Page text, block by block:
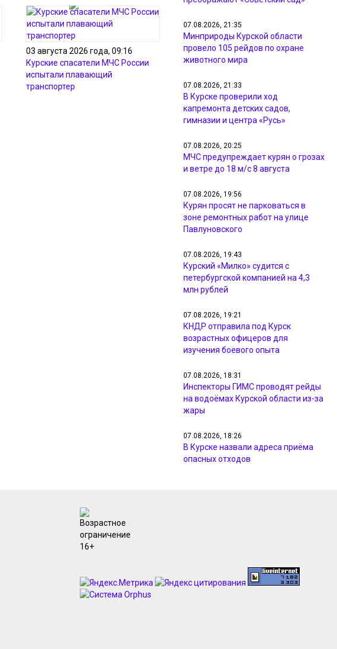
03 августа 2026 года, 09:16
Курские спасатели МЧС России
испытали плавающий
транспортер
07.08.2026, 21:35
Минприроды Курской области
провело 105 рейдов по охране
животного мира
07.08.2026, 21:33
В Курске проверили ход
капремонта детских садов,
гимназии и центра «Русь»
07.08.2026, 20:25
МЧС предупреждает курян о грозах
и ветре до 18 м/с 8 августа
07.08.2026, 19:56
Курян просят не парковаться в
зоне ремонтных работ на улице
Павлуновского
07.08.2026, 19:43
Курский «Милко» судится с
петербургской компанией на 4,3
млн рублей
07.08.2026, 19:21
КНДР отправила под Курск
возрастных офицеров для
изучения боевого опыта
07.08.2026, 18:31
Инспекторы ГИМС проводят рейды
на водоёмах Курской области из-за
жары
07.08.2026, 18:26
В Курске назвали адреса приёма
опасных отходов
разметку после жалоб прокурору